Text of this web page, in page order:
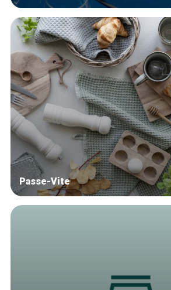
Home
Our top picks
Neighborhoods
Blog
Tops 10
Brussels Knowhow
About us
Passe-Vite